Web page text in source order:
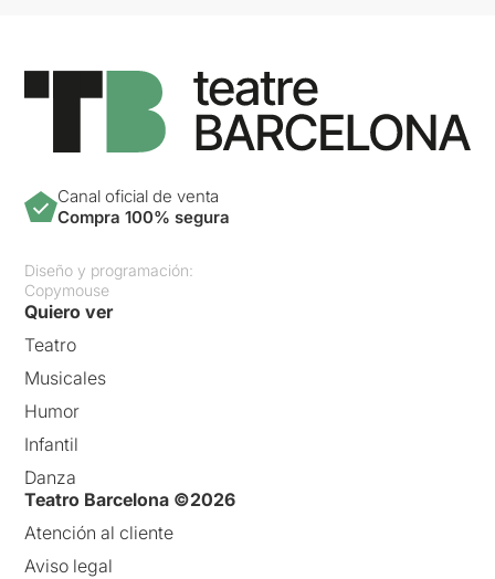
Canal oficial de venta
Compra 100% segura
Diseño y programación:
Copymouse
Quiero ver
Teatro
Musicales
Humor
Infantil
Danza
Teatro Barcelona ©2026
Atención al cliente
Aviso legal